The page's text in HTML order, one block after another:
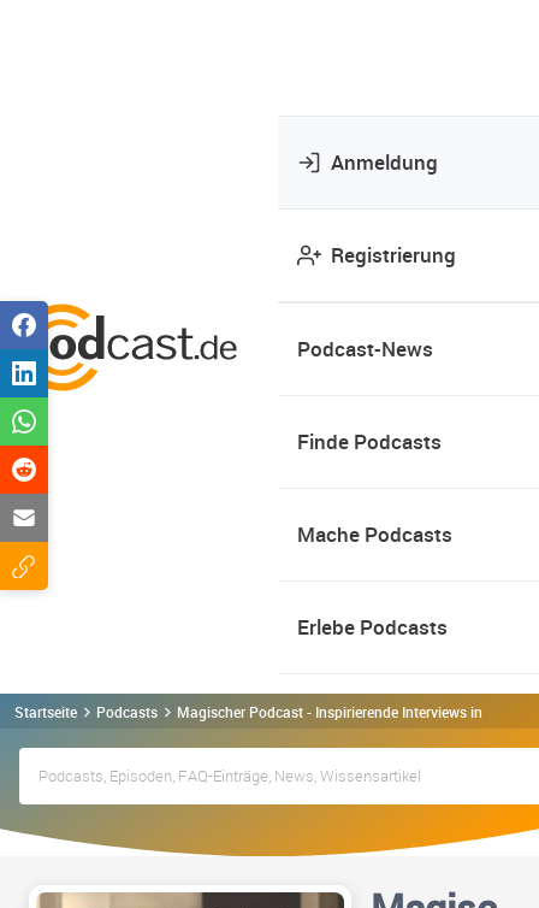
Anmeldung
Registrierung
Podcast-News
Finde Podcasts
Mache Podcasts
Erlebe Podcasts
Startseite Podcasts Magischer Podcast - Inspirierende Interviews in